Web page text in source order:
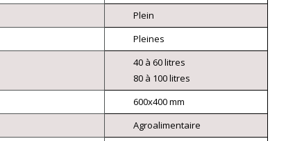
Plein
Pleines
40 à 60 litres
80 à 100 litres
600x400 mm
Agroalimentaire